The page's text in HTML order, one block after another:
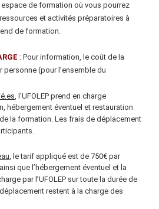
espace de formation où vous pourrez
et activités préparatoires à
de formation.
: Pour information, le coût de la
(pour l’ensemble du
, l’UFOLEP prend en charge
hébergement éventuel et restauration
la formation. Les frais de déplacement
, le tarif appliqué est de 750€ par
que l’hébergement éventuel et la
par l’UFOLEP sur toute la durée de
restent à la charge des